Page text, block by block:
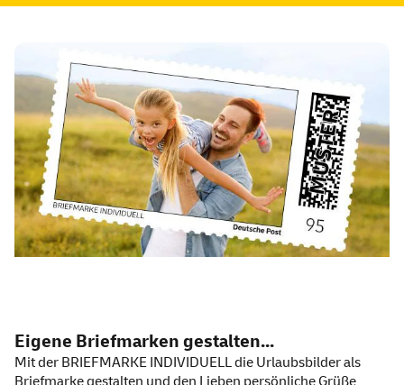
Eigene Briefmarken gestalten...
Mit der BRIEFMARKE INDIVIDUELL die Urlaubsbilder als